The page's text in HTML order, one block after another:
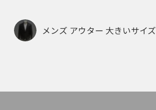
メンズ アウター 大きいサイズ